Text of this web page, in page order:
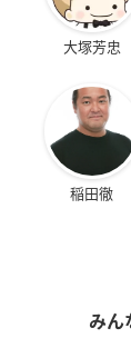
大塚芳忠
稲田徹
みん